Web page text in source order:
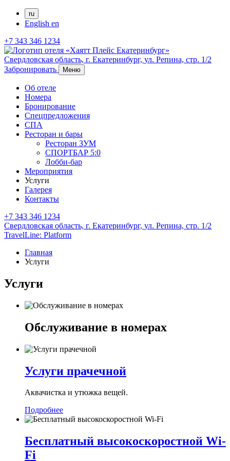
ru
English en
+7 343 346 1234
Свердловская область, г. Екатеринбург, ул. Репина, стр. 1/2
Забронировать
Меню
Об отеле
Номера
Бронирование
Спецпредложения
СПА
Ресторан и бары
Ресторан ЗУМ
СПОРТБАР 5:0
Лобби-бар
Мероприятия
Услуги
Галерея
Контакты
+7 343 346 1234
Свердловская область, г. Екатеринбург, ул. Репина, стр. 1/2
TravelLine: Platform
Главная
Услуги
Услуги
Обслуживание в номерах
Услуги прачечной
Аквачистка и утюжка вещей.
Подробнее
Бесплатный высокоскоростной Wi-
Fi